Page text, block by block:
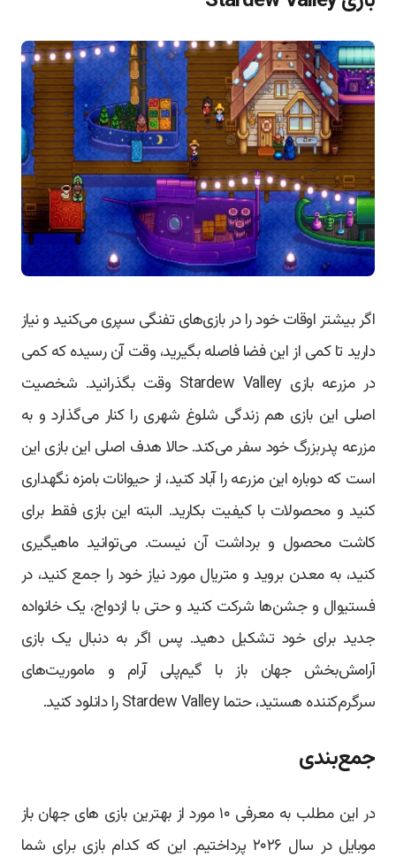
اگر بیشتر اوقات خود را در بازی‌های تفنگی سپری می‌کنید و نیاز
دارید تا کمی از این فضا فاصله بگیرید، وقت آن رسیده که کمی
در مزرعه بازی Stardew Valley وقت بگذرانید. شخصیت
اصلی این بازی هم زندگی شلوغ شهری را کنار می‌گذارد و به
مزرعه پدربزرگ خود سفر می‌کند. حالا هدف اصلی این بازی این
است که دوباره این مزرعه را آباد کنید، از حیوانات بامزه نگهداری
کنید و محصولات با کیفیت بکارید. البته این بازی فقط برای
کاشت محصول و برداشت آن نیست. می‌توانید ماهیگیری
کنید، به معدن بروید و متریال مورد نیاز خود را جمع کنید، در
فستیوال و جشن‌ها شرکت کنید و حتی با ازدواج، یک خانواده
جدید برای خود تشکیل دهید. پس اگر به دنبال یک بازی
آرامش‌بخش جهان باز با گیم‌پلی آرام و ماموریت‌های
سرگرم‌کننده هستید، حتما Stardew Valley را دانلود کنید.
جمع‌بندی
در این مطلب به معرفی ۱۰ مورد از بهترین بازی های جهان باز
موبایل در سال ۲۰۲۶ پرداختیم. این که کدام بازی برای شما